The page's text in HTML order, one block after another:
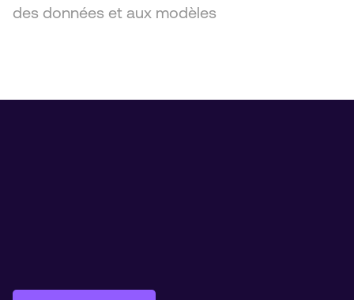
des données et aux modèles